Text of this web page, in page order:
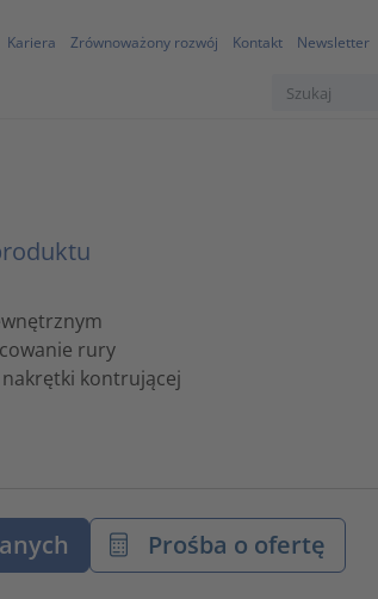
Kariera Zrównoważony rozwój Kontakt Newsletter
rury
kontrującej
Prośba o ofertę